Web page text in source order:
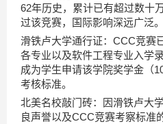
62年历史，累计已有超过数十
过该竞赛，国际影响深远广泛。
滑铁卢大学通行证：CCC竞赛
各专业以及软件工程专业入学
成为学生申请该学院奖学金（
考核标准。
北美名校敲门砖：因滑铁卢大
良声誉以及CCC竞赛考察标准